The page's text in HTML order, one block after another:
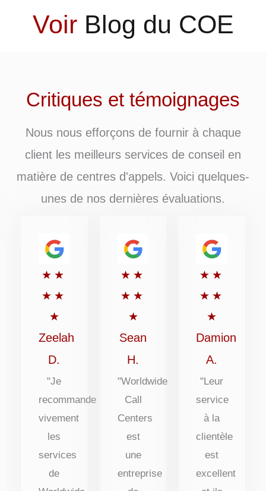
Voir Blog du COE
Critiques et témoignages
Nous nous efforçons de fournir à chaque
client les meilleurs services de conseil en
matière de centres d'appels. Voici quelques-
unes de nos dernières évaluations.
★ ★
★ ★
★
Rated
5
out
of
Zeelah
D.
"Je
recommande
vivement
les
services
de
★ ★
★ ★
★
Rated
5
out
of
Sean
H.
"Worldwide
Call
Centers
est
une
entreprise
★ ★
★ ★
★
Rated
5
of
Damion
A.
"Leur
service
à la
clientèle
est
excellent